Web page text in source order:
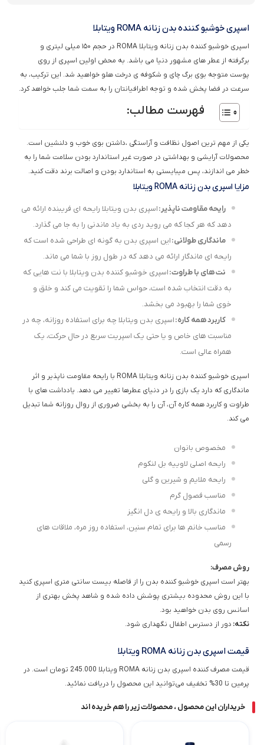
اسپری خوشبو کننده بدن زنانه ROMA ویتابلا
اسپری خوشبو کننده بدن زنانه ویتابلا ROMA در حجم ۱۵۰ میلی لیتری و
برگرفته از عطر های مشهور دنیا می باشد. به محض اولین اسپری از روی
پوست متوجه بوی برگ چای و شکوفه ی درخت هلو خواهید شد. این ترکیب، به
سرعت در فضا پخش شده و توجه اطرافیانتان را به سمت شما جلب خواهد کرد.
فهرست مطالب:
یکی از مهم ترین اصول نظافت و آراستگی ،داشتن بوی خوب و دلنشین است.
محصولات آرایشی و بهداشتی در صورت غیر استاندارد بودن سلامت شما را به
خطر می اندازند، پس میبایستی به استاندارد بودن و اصالت برند دقت کنید.
مزایا اسپری بدن زنانه ROMA ویتابلا
رایحه مقاومت ناپذیر:اسپری بدن ویتابلا رایحه ای فریبنده ارائه می
دهد که هر کجا که می روید ردی به یاد ماندنی را به جا می گذارد.
ماندگاری طولانی:این اسپری بدن به گونه ای طراحی شده است که
رایحه ای ماندگار ارائه می دهد که در طول روز با شما می ماند.
نت های با طراوت:اسپری خوشبو کننده بدن ویتابلا با نت هایی که
به دقت انتخاب شده است، حواس شما را تقویت می کند و خلق و
خوی شما را بهبود می بخشد.
کاربرد همه کاره:اسپری بدن ویتابلا چه برای استفاده روزانه، چه در
مناسبت های خاص و یا حتی یک اسپریت سریع در حال حرکت، یک
همراه عالی است.
اسپری خوشبو کننده بدن زنانه ویتابلا ROMA با رایحه مقاومت ناپذیر و اثر
ماندگاری که دارد یک بازی را در دنیای عطرها تغییر می دهد. یادداشت های با
طراوت و کاربرد همه کاره آن، آن را به بخشی ضروری از روال روزانه شما تبدیل
می کند.
مخصوص بانوان
رایحه اصلی لاوییه بل لنکوم
رایحه ملایم و شیرین و گلی
مناسب فصول گرم
ماندگاری بالا و رایحه ی دل انگیز
مناسب خانم ها برای تمام سنین، استفاده روز مره، ملاقات های
رسمی
روش مصرف:
بهتر است اسپری خوشبو کننده بدن را از فاصله بیست سانتی متری اسپری کنید
با این روش محدوده بیشتری پوشش داده شده و شاهد پخش بهتری از
اسانس روی بدن خواهید بود.
نکته: دور از دسترس اطفال نگهداری شود.
قیمت اسپری بدن زنانه ROMA ویتابلا
قیمت مصرف کننده اسپری بدن زنانه ROMA ویتابلا 245.000 تومان است. در
پرمین تا 30% تخفیف می‌توانید این محصول را دریافت نمائید.
خریداران این محصول ، محصولات زیر را هم خریده اند